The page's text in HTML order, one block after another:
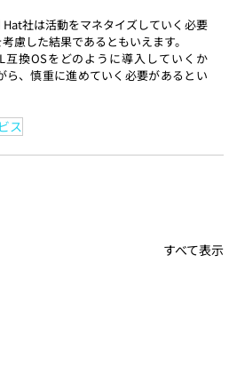
社は活動をマネタイズしていく必要
慮した結果であるともいえます。
互換OSをどのように導入していくか
ら、慎重に進めていく必要があるとい
ス
すべて表示